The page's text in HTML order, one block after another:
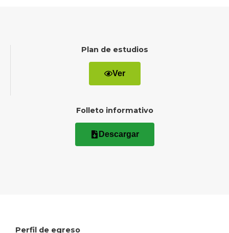
Plan de estudios
Ver
Folleto informativo
Descargar
Perfil de egreso